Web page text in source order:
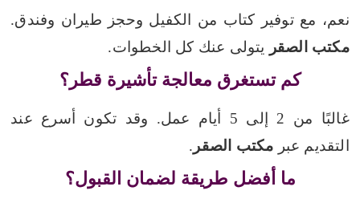
نعم، مع توفير كتاب من الكفيل وحجز طيران وفندق.
مكتب الصقر يتولى عنك كل الخطوات.
كم تستغرق معالجة تأشيرة قطر؟
غالبًا من 2 إلى 5 أيام عمل. وقد تكون أسرع عند
التقديم عبر مكتب الصقر .
ما أفضل طريقة لضمان القبول؟